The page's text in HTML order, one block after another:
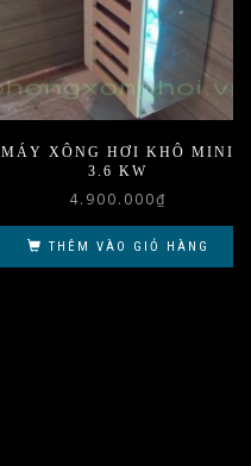
MÁY XÔNG HƠI KHÔ MINI
3.6 KW
4.900.000₫
THÊM VÀO GIỎ HÀNG